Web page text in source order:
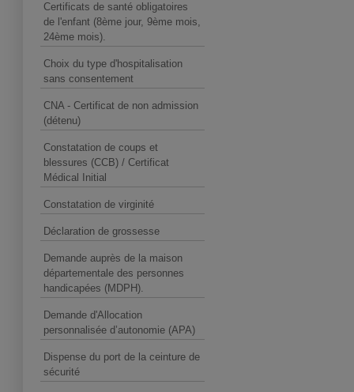
Certificats de santé obligatoires
de l'enfant (8ème jour, 9ème mois,
24ème mois).
Choix du type d'hospitalisation
sans consentement
CNA - Certificat de non admission
(détenu)
Constatation de coups et
blessures (CCB) / Certificat
Médical Initial
Constatation de virginité
Déclaration de grossesse
Demande auprès de la maison
départementale des personnes
handicapées (MDPH).
Demande d'Allocation
personnalisée d’autonomie (APA)
Dispense du port de la ceinture de
sécurité